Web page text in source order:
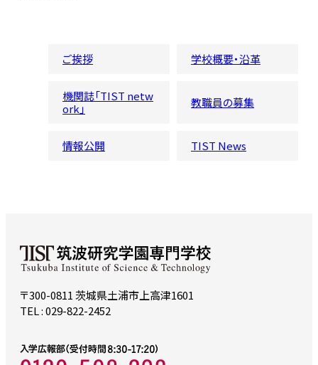
ご挨拶 学校概要・沿革
機関誌「TIST netw
ork」
教職員の募集
情報公開 TIST News
〒300-0811 茨城県土浦市上高津1601
TEL : 029-822-2452